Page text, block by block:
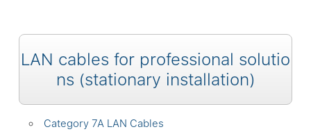
LAN cables for professional solutio
ns (stationary installation)
Category 7A LAN Cables